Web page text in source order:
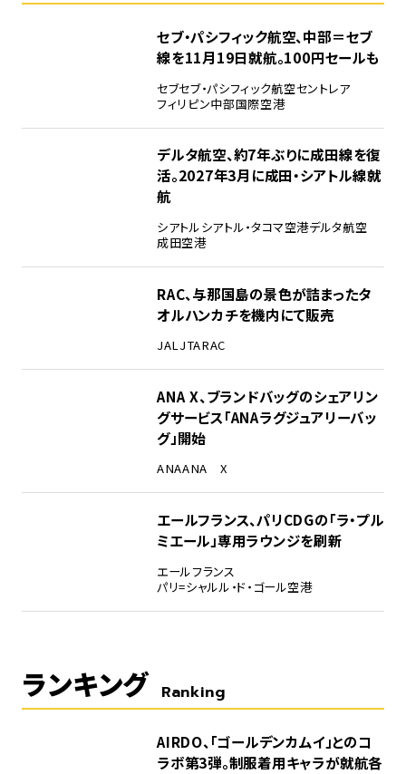
セブ・パシフィック航空、中部＝セブ
線を11月19日就航。100円セールも
セブセブ・パシフィック航空セントレア
フィリピン中部国際空港
デルタ航空、約7年ぶりに成田線を復
活。2027年3月に成田・シアトル線就
航
シアトルシアトル・タコマ空港デルタ航空
成田空港
RAC、与那国島の景色が詰まったタ
オルハンカチを機内にて販売
JALJTARAC
ANA X、ブランドバッグのシェアリン
グサービス「ANAラグジュアリーバッ
グ」開始
ANAANA X
エールフランス、パリCDGの「ラ・プル
ミエール」専用ラウンジを刷新
エールフランス
パリ=シャルル・ド・ゴール空港
ランキング Ranking
AIRDO、「ゴールデンカムイ」とのコ
ラボ第3弾。制服着用キャラが就航各